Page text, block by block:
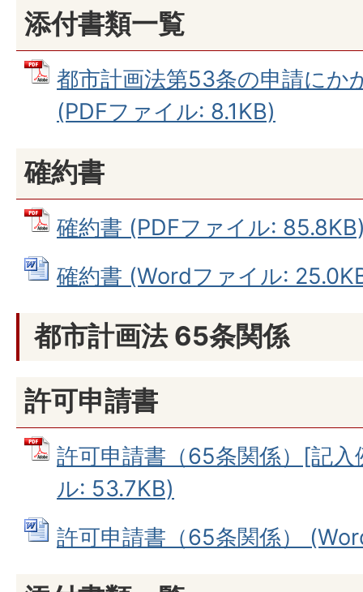
添付書類一覧
都市計画法第53条の申請にか
(PDFファイル: 8.1KB)
確約書
確約書 (PDFファイル:
確約書 (Wordファイル:
都市計画法 65条関係
許可申請書
許可申請書（65条関係）[記
ル: 53.7KB)
許可申請書（65条関係）